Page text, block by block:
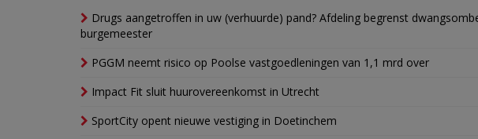
Drugs aangetroffen in uw (verhuurde) pand? Afdeling begrenst
burgemeester
PGGM neemt risico op Poolse vastgoedleningen van 1,1 mrd over
Impact Fit sluit huurovereenkomst in Utrecht
SportCity opent nieuwe vestiging in Doetinchem